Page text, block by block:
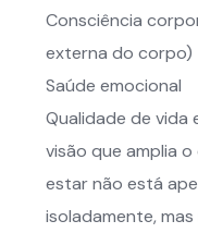
Consciência
externa do corpo)
Saúde emocional
Qualidade de vida
visão que amplia
estar não está
isoladamente,